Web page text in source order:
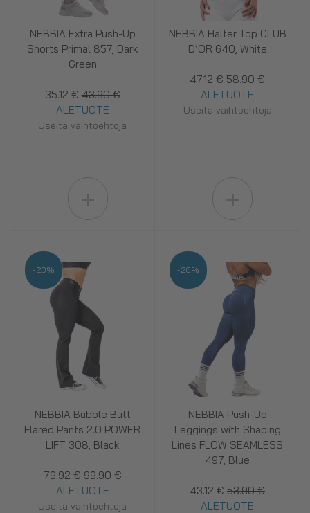
NEBBIA Extra Push-Up
Shorts Primal 857, Dark
Green
35.12 € 43.90 €
ALETUOTE
Useita vaihtoehtoja
NEBBIA Halter Top CLUB
D’OR 640, White
47.12 € 58.90 €
ALETUOTE
Useita vaihtoehtoja
NEBBIA Bubble Butt
Flared Pants 2.0 POWER
LIFT 308, Black
79.92 € 99.90 €
ALETUOTE
Useita vaihtoehtoja
-20%
NEBBIA Push-Up
Leggings with Shaping
Lines FLOW SEAMLESS
497, Blue
43.12 € 53.90 €
ALETUOTE
-20%